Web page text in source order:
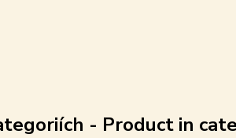
- Product in